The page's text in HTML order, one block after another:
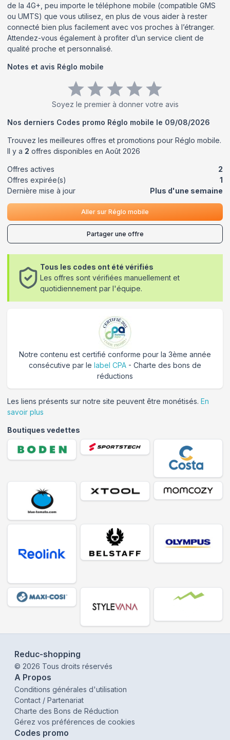
de la 4G+, peu importe le téléphone mobile (compatible GMS
ou UMTS) que vous utilisez, en plus de vous aider à rester
connecté bien plus facilement avec vos proches à l’étranger.
Attendez-vous également à profiter d’un service client de
qualité proche et personnalisé.
Notes et avis Réglo mobile
Soyez le premier à donner votre avis
Nos derniers Codes promo Réglo mobile le 09/08/2026
Trouvez les meilleures offres et promotions pour Réglo mobile.
Il y a 2 offres disponibles en Août 2026
Offres actives
2
Offres expirée(s)
1
Dernière mise à jour
Plus d'une semaine
Aller sur Réglo mobile
Partager une offre
Tous les codes ont été vérifiés
Les offres sont vérifiées manuellement et
quotidiennement par l'équipe.
Notre contenu est certifié conforme pour la 3ème année
consécutive par le label CPA - Charte des bons de
réductions
Les liens présents sur notre site peuvent être monétisés. En
savoir plus
Boutiques vedettes
Reduc-shopping
© 2026 Tous droits réservés
A Propos
Conditions générales d'utilisation
Contact / Partenariat
Charte des Bons de Réduction
Gérez vos préférences de cookies
Codes promo